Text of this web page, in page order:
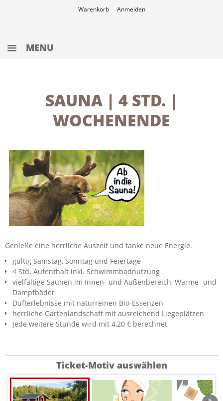
Warenkorb Anmelden
MENU
4 STD. TARIF
2 STD. TARIF
SCHWIMMBAD
FITNESS
SAUNA | 4 STD. |
WOCHENENDE
Genieße eine herrliche Auszeit und tanke neue Energie.
gültig Samstag, Sonntag und Feiertage
4 Std. Aufenthalt inkl. Schwimmbadnutzung
vielfältige Saunen im Innen- und Außenbereich, Wärme- und
Dampfbäder
Dufterlebnisse mit naturreinen Bio-Essenzen
herrliche Gartenlandschaft mit ausreichend Liegeplätzen
jede weitere Stunde wird mit 4,20 € berechnet
Ticket-Motiv auswählen